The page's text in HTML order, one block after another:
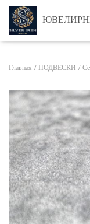
Главная /ПОДВЕСКИ /